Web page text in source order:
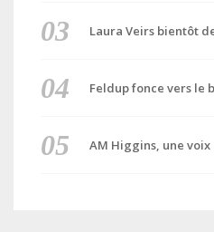
Laura Veirs bientôt
Feldup fonce vers le
AM Higgins, une